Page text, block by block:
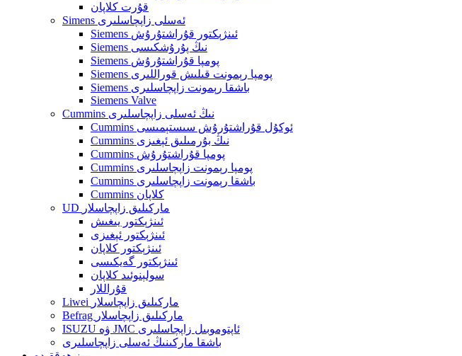
قۇرت كلاپان
Simens ئەسلى زاپچاسلىرى
Siemens ئىنژېكتور قۇراشتۇرۇش
Siemens نىڭ پۇرۇشكىسى
Siemens پومپا قۇراشتۇرۇش
Siemens پومپا رېمونت قىلىش قوراللىرى
Siemens باشقا رېمونت زاپچاسلىرى
Siemens Valve
Cummins نىڭ ئەسلى زاپچاسلىرى
Cummins ئوكۇل قۇراشتۇرۇش سىستېمىسى
Cummins نىڭ بۇرمىلىق ئېغىزى
Cummins پومپا قۇراشتۇرۇش
Cummins پومپا رېمونت زاپچاسلىرى
Cummins باشقا رېمونت زاپچاسلىرى
Cummins كلاپان
UD ماركىلىق زاپچاسلار
ئىنژېكتور يىغىش
ئىنژېكتور ئېغىزى
ئىنژېكتور كلاپان
ئىنژېكتور گەيكىسى
سولېنوئىد كلاپان
قۇراللار
Liwei ماركىلىق زاپچاسلار
Befrag ماركىلىق زاپچاسلار
ISUZU ۋە JMC ئاپتوموبىل زاپچاسلىرى
باشقا ماركىنىڭ ئەسلى زاپچاسلىرى